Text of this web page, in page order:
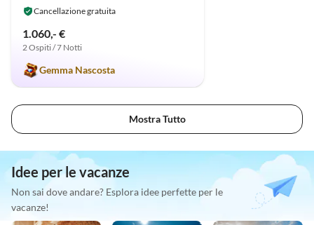
Cancellazione gratuita
1.060,- €
2 Ospiti / 7 Notti
Gemma Nascosta
Mostra Tutto
Idee per le vacanze
Non sai dove andare? Esplora idee perfette per le
vacanze!